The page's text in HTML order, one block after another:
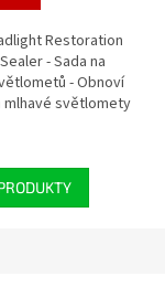
Restoration
- Sada na
- Obnoví
mlhavé světlomety